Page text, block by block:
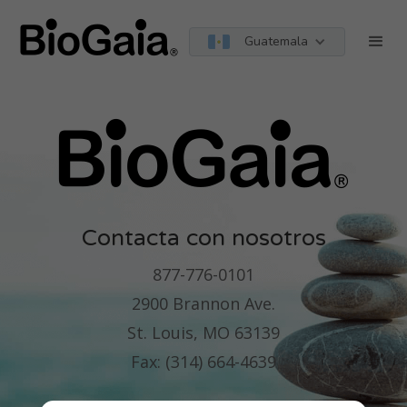
Guatemala
Contacta con nosotros
877-776-0101
2900 Brannon Ave.
St. Louis, MO 63139
Fax: (314) 664-4639